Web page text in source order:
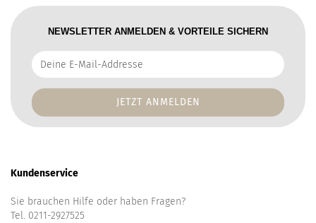
NEWSLETTER ANMELDEN & VORTEILE SICHERN
Deine
E-
Addresse
Kundenservice
Sie brauchen Hilfe oder haben Fragen?
Tel. 0211-2927525